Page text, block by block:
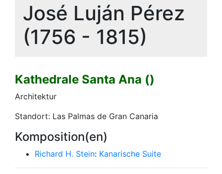
José Luján Pérez
(1756 - 1815)
Kathedrale Santa Ana ()
Architektur
Standort: Las Palmas de Gran Canaria
Komposition(en)
Richard H. Stein: Kanarische Suite